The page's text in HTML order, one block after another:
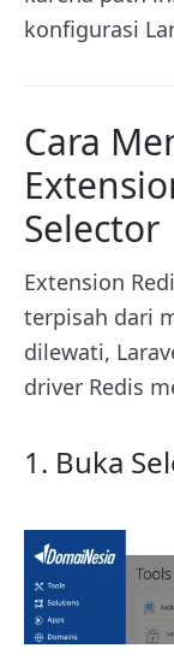
konfigurasi
Cara
Selector
Extension
terpisah dari
dilewati,
driver Redis
1. Buka